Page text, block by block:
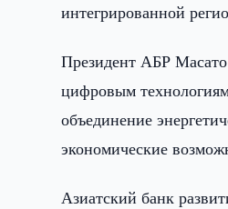
интегрированной
Президент АБР Масато
цифровым
объединение
экономические
Азиатский банк